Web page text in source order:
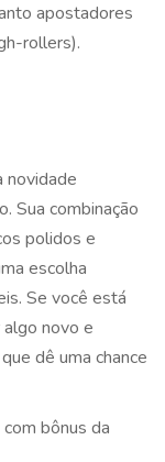
apostadores
rollers).
novidade
Sua combinação
polidos e
escolha
Se você está
novo e
dê uma chance